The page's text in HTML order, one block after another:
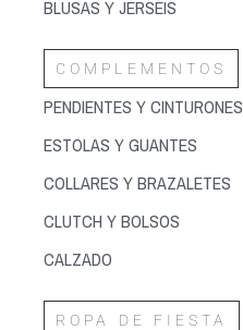
BLUSAS Y JERSÉIS
COMPLEMENTOS
PENDIENTES Y CINTURONES
ESTOLAS Y GUANTES
COLLARES Y BRAZALETES
CLUTCH Y BOLSOS
CALZADO
ROPA DE FIESTA